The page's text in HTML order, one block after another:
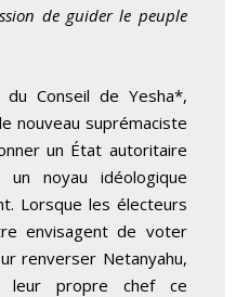
de guider le peuple
du Conseil de Yesha*,
nouveau suprémaciste
un État autoritaire
noyau idéologique
Lorsque les électeurs
envisagent de voter
renverser Netanyahu,
leur propre chef ce